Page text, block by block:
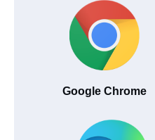
Google Chrome